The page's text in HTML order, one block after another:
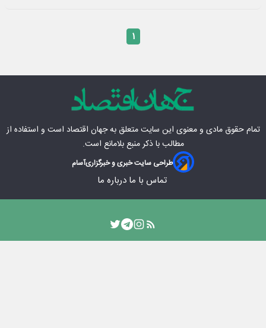
۱
تمام حقوق مادی‌ و معنوی این سایت متعلق بهجهان اقتصاد است و استفاده از
مطالب با ذکر منبع بلامانع است.
طراحی سایت خبری و خبرگزاریآسام
تماس با ما درباره ما